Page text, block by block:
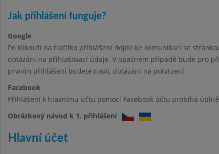
Jak přihlášení funguje?
Google
Po kliknutí na tlačítko přihlášení dojde ke komunikaci se
dotázáni na přihlašovací údaje. V opačném případě bude pro
prvním přihlášení budete navíc dotázáni na potvrzení.
Facebook
Přihlášení k hlavnímu účtu pomocí Facebook účtu probíhá
Obrázkový návod k 1. přihlášení
Hlavní účet